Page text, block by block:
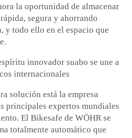
la oportunidad de almacenar
segura y ahorrando
y todo ello en el espacio que
innovador suabo se une a
internacionales
solución está la empresa
principales expertos mundiales
El Bikesafe de WÖHR se
totalmente automático que